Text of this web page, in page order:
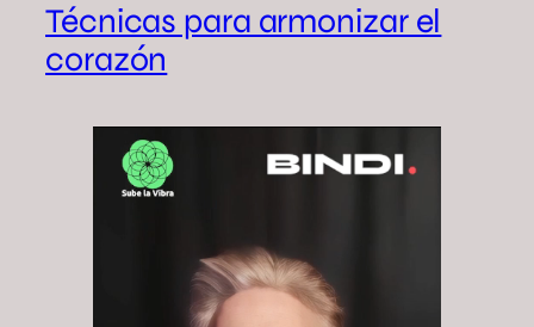
Técnicas para armonizar el
corazón